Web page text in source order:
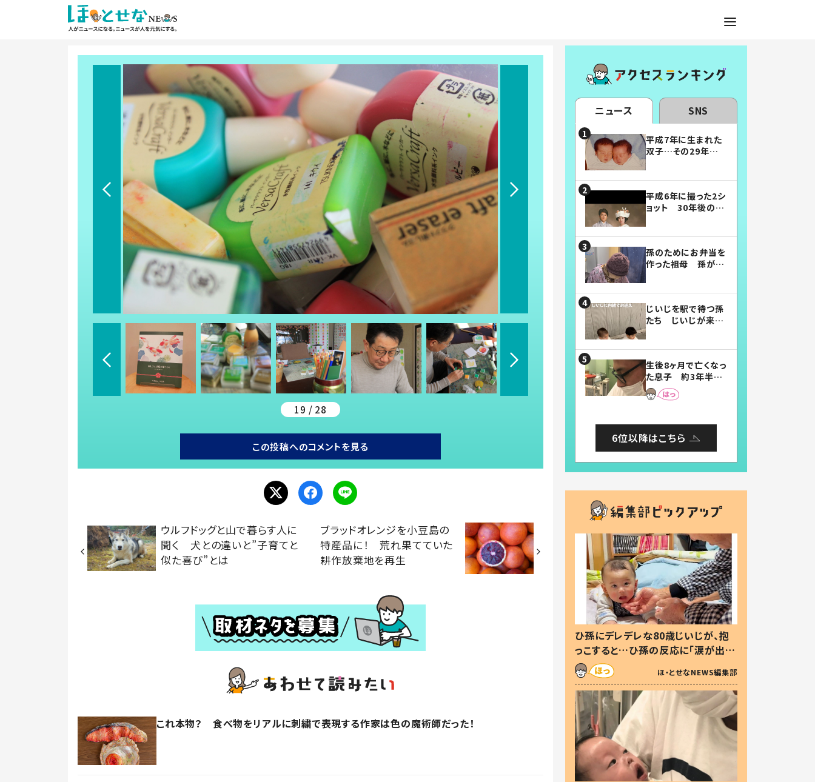
19 / 28
この投稿へのコメントを見る
ウルフドッグと山で暮らす人に
聞く 犬との違いと”子育てと
似た喜び”とは
ブラッドオレンジを小豆島の
特産品に！ 荒れ果てていた
耕作放棄地を再生
これ本物？ 食べ物をリアルに刺繍で表現する作家は色の魔術師だった！
ニュース SNS
平成7年に生まれた
双子…その29年後
平成6年に撮った2シ
ョット 30年後の姿
孫のためにお弁当を
作った祖母 孫が絶
じいじを駅で待つ孫
たち じいじが来た
まらない」「幸せにな
れる」
生後8ヶ月で亡くなっ
た息子 約3年半
後、当時の妻の日記
に書いてあった本音
6位以降はこちら
ひ孫にデレデレな80歳じいじが、抱
っこすると…ひ孫の反応に「涙が出ま
した」「可愛くて仕方ない」
ほ・とせなNEWS編集部